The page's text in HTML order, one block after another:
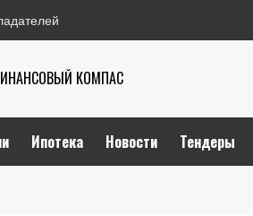
КОМПАС
Ипотека Новости Тендеры